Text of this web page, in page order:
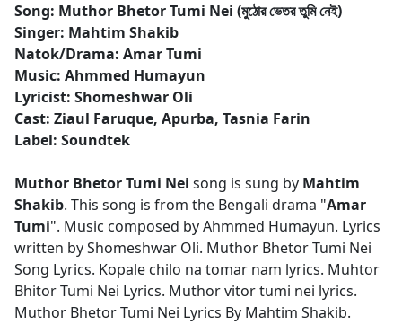
Song: Muthor Bhetor Tumi Nei (মুঠোর ভেতর তুমি নেই)
Singer: Mahtim Shakib
Natok/Drama: Amar Tumi
Music: Ahmmed Humayun
Lyricist: Shomeshwar Oli
Cast: Ziaul Faruque, Apurba, Tasnia Farin
Label: Soundtek
Muthor Bhetor Tumi Nei song is sung by Mahtim
Shakib. This song is from the Bengali drama "Amar
Tumi". Music composed by Ahmmed Humayun. Lyrics
written by Shomeshwar Oli. Muthor Bhetor Tumi Nei
Song Lyrics. Kopale chilo na tomar nam lyrics. Muhtor
Bhitor Tumi Nei Lyrics. Muthor vitor tumi nei lyrics.
Muthor Bhetor Tumi Nei Lyrics By Mahtim Shakib.